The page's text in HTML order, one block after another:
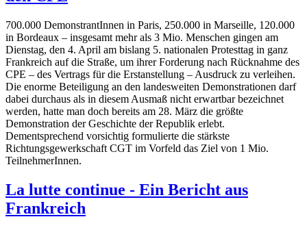
700.000 DemonstrantInnen in Paris, 250.000 in Marseille, 120.000
in Bordeaux – insgesamt mehr als 3 Mio. Menschen gingen am
Dienstag, den 4. April am bislang 5. nationalen Protesttag in ganz
Frankreich auf die Straße, um ihrer Forderung nach Rücknahme des
CPE – des Vertrags für die Erstanstellung – Ausdruck zu verleihen.
Die enorme Beteiligung an den landesweiten Demonstrationen darf
dabei durchaus als in diesem Ausmaß nicht erwartbar bezeichnet
werden, hatte man doch bereits am 28. März die größte
Demonstration der Geschichte der Republik erlebt.
Dementsprechend vorsichtig formulierte die stärkste
Richtungsgewerkschaft CGT im Vorfeld das Ziel von 1 Mio.
TeilnehmerInnen.
La lutte continue - Ein Bericht aus
Frankreich